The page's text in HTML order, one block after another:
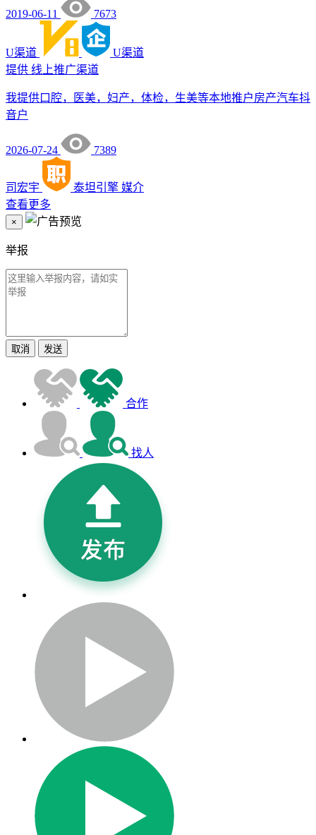
2019-06-11 7673
U渠道
U渠道
提供 线上推广渠道
我提供口腔，医美，妇产，体检，生美等本地推户房产汽车抖
音户
2026-07-24 7389
司宏宇 泰坦引擎 媒介
查看更多
×
举报
取消 发送
合作
找人